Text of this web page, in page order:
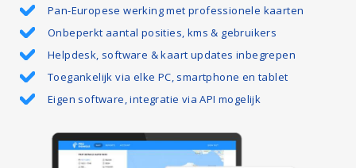
Pan-Europese werking met professionele kaarten
Onbeperkt aantal posities, kms & gebruikers
Helpdesk, software & kaart updates inbegrepen
Toegankelijk via elke PC, smartphone en tablet
Eigen software, integratie via API mogelijk